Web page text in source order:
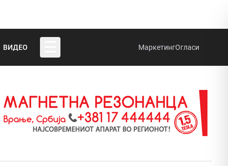
ВИДЕО МаркетингОгласи